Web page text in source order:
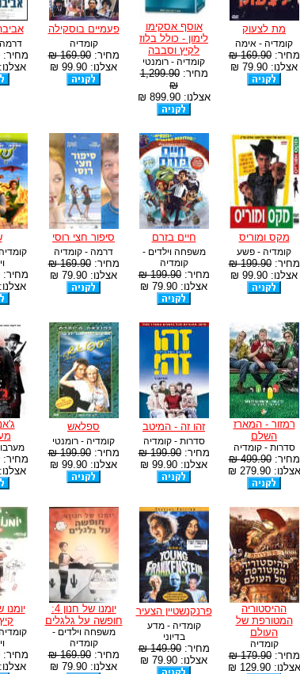
מת לצעוק
קומדיה - אימה
מחיר:169.90 ₪
אצלנו: 79.90 ₪
אוסף אסקימו
לימון - כולל בלוז
לקיץ וסבבה
קומדיה - רומנטי
מחיר:1,299.90
₪
אצלנו: 899.90 ₪
פעמיים בוסקילה
קומדיה
מחיר:169.90 ₪
אצלנו: 99.90 ₪
מחיר:
אצלנו: 79.90 ₪
מקס ומוריס
קומדיה - פשע
מחיר:199.90 ₪
אצלנו: 99.90 ₪
חיים בזרם
משפחה וילדים -
קומדיה
מחיר:199.90 ₪
אצלנו: 79.90 ₪
סיפור חצי רוסי
דרמה - קומדיה
מחיר:169.90 ₪
אצלנו: 79.90 ₪
מחיר:
אצלנו: 79.90 ₪
רמזור - המארז
השלם
סדרות - קומדיה
מחיר:499.90 ₪
אצלנו: 279.90 ₪
זהו זה - המיטב
סדרות - קומדיה
מחיר:199.90 ₪
אצלנו: 99.90 ₪
ספלאש
קומדיה - רומנטי
מחיר:199.90 ₪
אצלנו: 99.90 ₪
מחיר:
אצלנו: 79.90 ₪
ההיסטוריה
המטורפת של
העולם
קומדיה
מחיר:179.90 ₪
אצלנו: 129.90 ₪
פרנקנשטיין הצעיר
קומדיה - מדע
בדיוני
מחיר:149.90 ₪
אצלנו: 79.90 ₪
יומנו של חנון 4:
חופשה על גלגלים
משפחה וילדים -
קומדיה
מחיר:169.90 ₪
אצלנו: 79.90 ₪
מחיר:
אצלנו: 79.90 ₪